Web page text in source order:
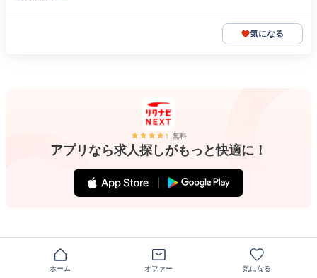
気になる
無料
アプリなら求人探しがもっと快適に！
注目のキーワード
長野県 医療・看護師・薬剤師 介護職
ホーム オファー 気になる